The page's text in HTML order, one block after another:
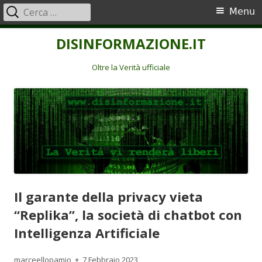
DISINFORMAZIONE.IT
Oltre la Verità ufficiale
Menu
principale
Menu
Ricerca
per:
Il garante della privacy vieta
“Replika”, la società di chatbot con
Intelligenza Artificiale
Autore
marceellopamio Pubblicato
7 Febbraio 2023